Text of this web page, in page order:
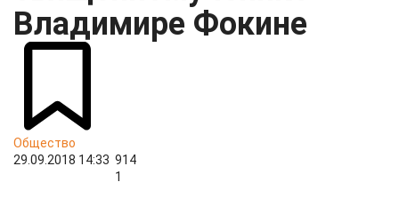
Владимире Фокине
Общество
29.09.2018 14:33 914
1